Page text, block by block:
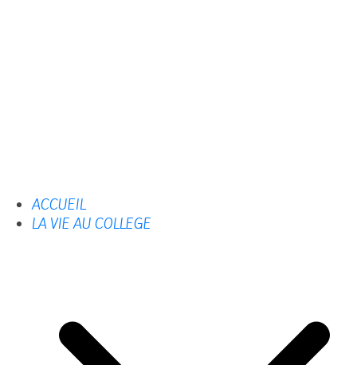
ACCUEIL
LA VIE AU COLLEGE